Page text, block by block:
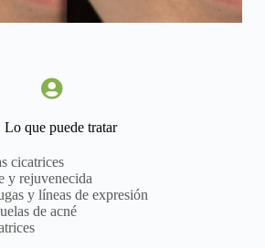
Lo que puede tratar
cicatrices
y rejuvenecida
y líneas de expresión
de acné